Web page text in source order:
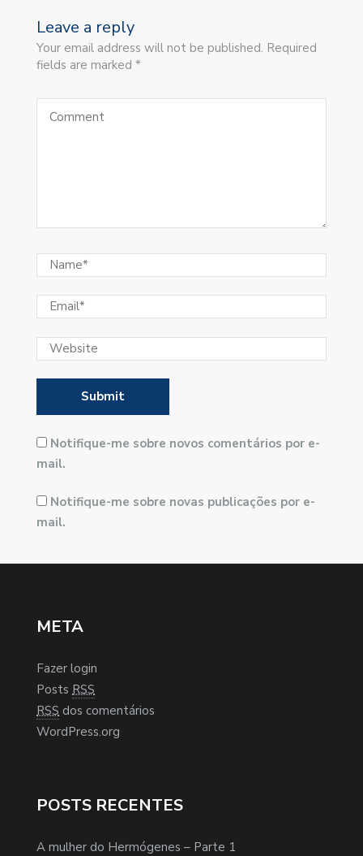
Leave a reply
Your email address will not be published. Required
fields are marked *
Notifique-me sobre novos comentários por e-
mail.
Notifique-me sobre novas publicações por e-
mail.
META
Fazer login
Posts RSS
RSS dos comentários
WordPress.org
POSTS RECENTES
A mulher do Hermógenes – Parte 1